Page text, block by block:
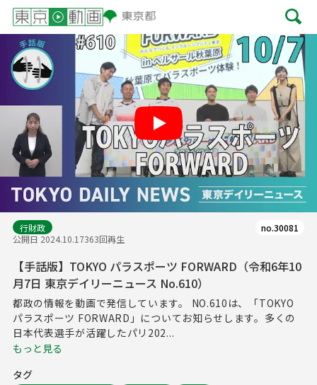
Play
行財政
公開日 2024.10.17363回再生
no.30081
【手話版】TOKYO パラスポーツ FORWARD（令和6年10
月7日 東京デイリーニュース No.610）
都政の情報を動画で発信しています。 NO.610は、「TOKYO
パラスポーツ FORWARD」についてお知らせします。多くの
日本代表選手が活躍したパリ202...
もっと見る
タグ